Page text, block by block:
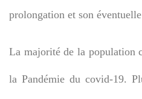
prolongation et son
La majorité de la population
la Pandémie du covid-19.